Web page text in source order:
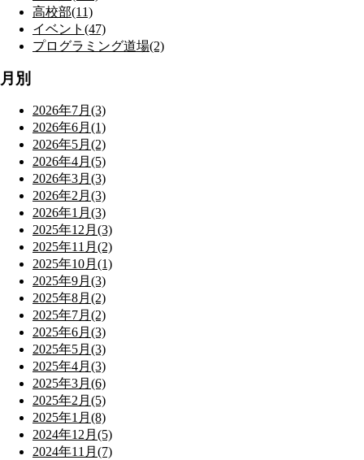
高校部(11)
イベント(47)
プログラミング道場(2)
月別
2026年7月(3)
2026年6月(1)
2026年5月(2)
2026年4月(5)
2026年3月(3)
2026年2月(3)
2026年1月(3)
2025年12月(3)
2025年11月(2)
2025年10月(1)
2025年9月(3)
2025年8月(2)
2025年7月(2)
2025年6月(3)
2025年5月(3)
2025年4月(3)
2025年3月(6)
2025年2月(5)
2025年1月(8)
2024年12月(5)
2024年11月(7)